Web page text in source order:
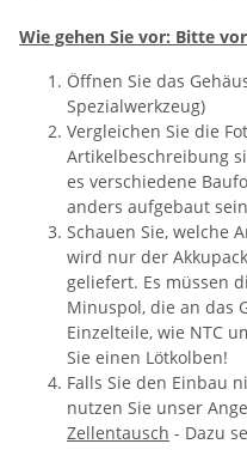
Wie gehen Sie vor: Bitte
Öffnen Sie das
Spezialwerkzeug)
Vergleichen Sie die
Artikelbeschreibung
es verschiedene
anders aufgebaut
Schauen Sie, welche
wird nur der
geliefert. Es müssen
Minuspol, die an das
Einzelteile, wie NTC
Sie einen Lötkolben!
Falls Sie den Einbau
nutzen Sie unser
Zellentausch - Dazu